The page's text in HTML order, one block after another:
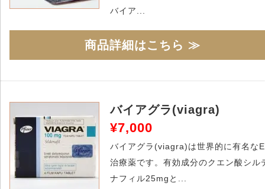
バイア...
商品詳細はこちら ≫
バイアグラ(viagra)
¥7,000
バイアグラ(viagra)は世界的に有名な
治療薬です。有効成分のクエン酸シル
ナフィル25mgと...